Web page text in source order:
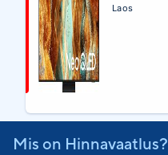
Laos
Mis on Hinnavaatlus?